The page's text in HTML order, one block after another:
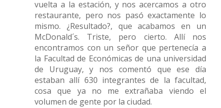
vuelta a la estación, y nos acercamos a otro
restaurante, pero nos pasó exactamente lo
mismo. ¿Resultado?, que acabamos en un
McDonald´s. Triste, pero cierto. Allí nos
encontramos con un señor que pertenecía a
la Facultad de Económicas de una universidad
de Uruguay, y nos comentó que ese día
estaban allí 630 integrantes de la facultad,
cosa que ya no me extrañaba viendo el
volumen de gente por la ciudad.